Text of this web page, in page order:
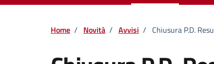
Home / Novità / Avvisi / Chiusura P.D.